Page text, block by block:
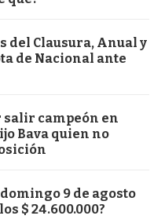
del Clausura, Anual y
de Nacional ante
campeón en
Bava quien no
9 de agosto
$ 24.600.000?